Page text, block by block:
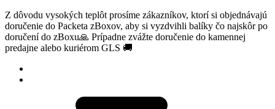
Z dôvodu vysokých teplôt prosíme zákazníkov, ktorí si objednávajú
doručenie do Packeta zBoxov, aby si vyzdvihli balíky čo najskôr po
doručení do zBoxu🙏 Prípadne zvážte doručenie do kamennej
predajne alebo kuriérom GLS 🚚